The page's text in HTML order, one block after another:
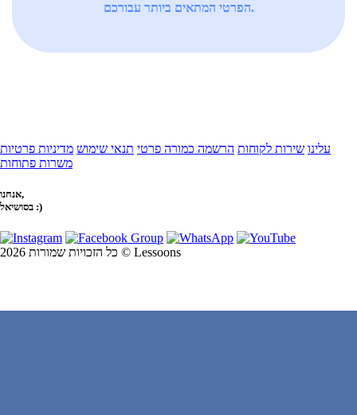
הפרטי המתאים ביותר עבורכם.
עלינו שירות לקוחות הרשמה כמורה פרטי תנאי שימוש מדיניות פרטיות
משרות פתוחות
אנחנו,
בסושיאל :)
כל הזכויות שמורות 2026 © Lessoons